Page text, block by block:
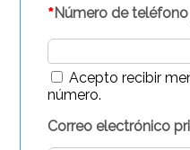
*Número de
Acepto recibir
número.
Correo electrónico